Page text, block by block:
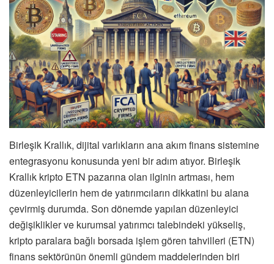
Birleşik Krallık, dijital varlıkların ana akım finans sistemine
entegrasyonu konusunda yeni bir adım atıyor. Birleşik
Krallık kripto ETN pazarına olan ilginin artması, hem
düzenleyicilerin hem de yatırımcıların dikkatini bu alana
çevirmiş durumda. Son dönemde yapılan düzenleyici
değişiklikler ve kurumsal yatırımcı talebindeki yükseliş,
kripto paralara bağlı borsada işlem gören tahvilleri (ETN)
finans sektörünün önemli gündem maddelerinden biri